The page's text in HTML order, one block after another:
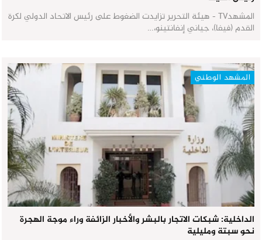
المشهدTV - هيئة التحرير تزايدت الضغوط على رئيس الاتحاد الدولي لكرة
القدم (فيفا)، جياني إنفانتينو،…
المشهد الوطني
الداخلية: شبكات الاتجار بالبشر والأخبار الزائفة وراء موجة الهجرة
نحو سبتة ومليلية